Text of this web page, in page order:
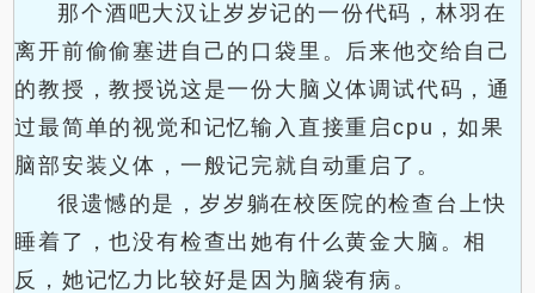
那个酒吧大汉让岁岁记的一份代码，林羽在
离开前偷偷塞进自己的口袋里。后来他交给自己
的教授，教授说这是一份大脑义体调试代码，通
过最简单的视觉和记忆输入直接重启cpu，如果
脑部安装义体，一般记完就自动重启了。
很遗憾的是，岁岁躺在校医院的检查台上快
睡着了，也没有检查出她有什么黄金大脑。相
反，她记忆力比较好是因为脑袋有病。